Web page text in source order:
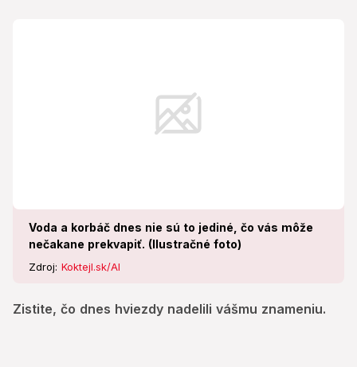
Voda a korbáč dnes nie sú to jediné, čo vás môže
nečakane prekvapiť. (Ilustračné foto)
Zdroj: Koktejl.sk/AI
Zistite, čo dnes hviezdy nadelili vášmu znameniu.